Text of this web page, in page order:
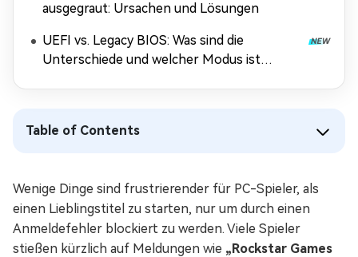
ausgegraut: Ursachen und Lösungen
UEFI vs. Legacy BIOS: Was sind die
Unterschiede und welcher Modus ist
Table of Contents
Wenige Dinge sind frustrierender für PC-Spieler, als
einen Lieblingstitel zu starten, nur um durch einen
Anmeldefehler blockiert zu werden. Viele Spieler
stießen kürzlich auf Meldungen wie „Rockstar Games